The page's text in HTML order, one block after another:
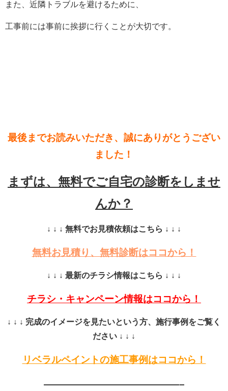
また、近隣トラブルを避けるために、
工事前には事前に挨拶に行くことが大切です。
最後までお読みいただき、誠にありがとうござい
ました！
まずは、無料でご自宅の診断をしませ
んか？
↓ ↓ ↓ 無料でお見積依頼はこちら ↓ ↓ ↓
無料お見積り、無料診断はココから！
↓ ↓ ↓ 最新のチラシ情報はこちら ↓ ↓ ↓
チラシ・キャンペーン情報はココから！
↓ ↓ ↓ 完成のイメージを見たいという方、施行事例をご覧く
ださい ↓ ↓ ↓
リベラルペイントの施工事例はココから！
——————————————–